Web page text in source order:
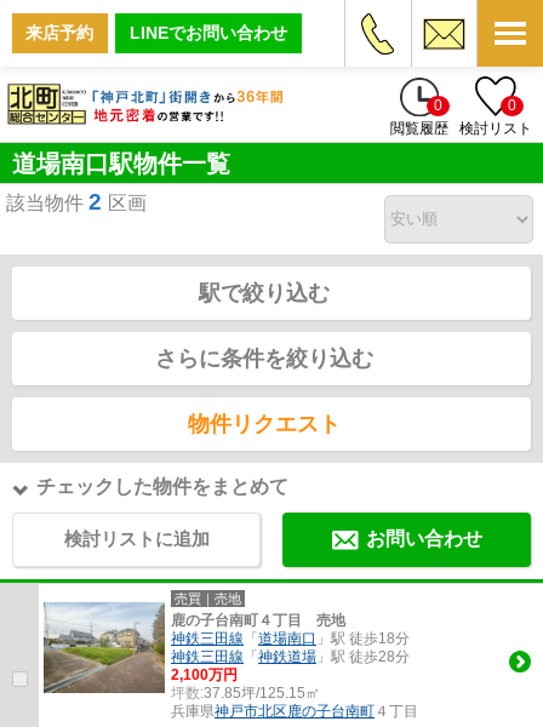
来店予約 LINEでお問い合わせ
0
閲覧履歴
0
検討リスト
道場南口駅物件一覧
該当物件 2 区画
駅で絞り込む
さらに条件を絞り込む
物件リクエスト
チェックした物件をまとめて
検討リストに追加 お問い合わせ
売買｜売地
鹿の子台南町４丁目 売地
神鉄三田線 「 道場南口 」駅 徒歩18分
神鉄三田線 「 神鉄道場 」駅 徒歩28分
2,100万円
坪数:37.85坪/125.15㎡
兵庫県神戸市北区鹿の子台南町 ４丁目